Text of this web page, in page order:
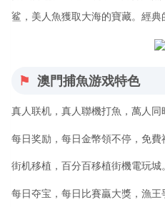
鲨，美人魚獲取大海的寶藏。經典
澳門捕魚游戏特色
真人联机，真人聯機打魚，萬人同
每日奖励，每日金幣領不停，免費
街机移植，百分百移植街機電玩城
每日夺宝，每日比賽贏大獎，漁